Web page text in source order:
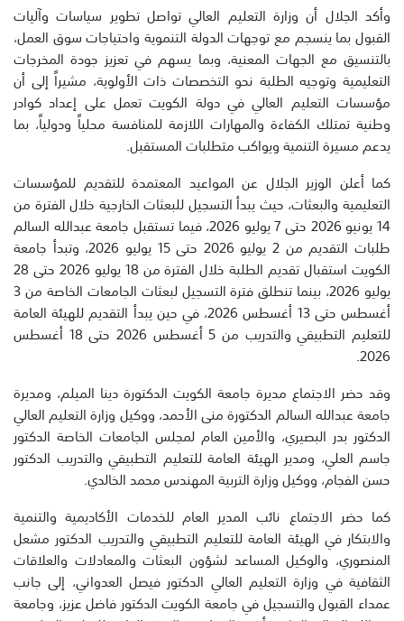
وأكد الجلال أن وزارة التعليم العالي تواصل تطوير سياسات وآليات
القبول بما ينسجم مع توجهات الدولة التنموية واحتياجات سوق العمل،
بالتنسيق مع الجهات المعنية، وبما يسهم في تعزيز جودة المخرجات
التعليمية وتوجيه الطلبة نحو التخصصات ذات الأولوية، مشيراً إلى أن
مؤسسات التعليم العالي في دولة الكويت تعمل على إعداد كوادر
وطنية تمتلك الكفاءة والمهارات اللازمة للمنافسة محلياً ودولياً، بما
يدعم مسيرة التنمية ويواكب متطلبات المستقبل.
كما أعلن الوزير الجلال عن المواعيد المعتمدة للتقديم للمؤسسات
التعليمية والبعثات، حيث يبدأ التسجيل للبعثات الخارجية خلال الفترة من
14 يونيو 2026 حتى 7 يوليو 2026، فيما تستقبل جامعة عبدالله السالم
طلبات التقديم من 2 يوليو 2026 حتى 15 يوليو 2026، وتبدأ جامعة
الكويت استقبال تقديم الطلبة خلال الفترة من 18 يوليو 2026 حتى 28
يوليو 2026، بينما تنطلق فترة التسجيل لبعثات الجامعات الخاصة من 3
أغسطس حتى 13 أغسطس 2026، في حين يبدأ التقديم للهيئة العامة
للتعليم التطبيقي والتدريب من 5 أغسطس 2026 حتى 18 أغسطس
2026.
وقد حضر الاجتماع مديرة جامعة الكويت الدكتورة دينا الميلم، ومديرة
جامعة عبدالله السالم الدكتورة منى الأحمد، ووكيل وزارة التعليم العالي
الدكتور بدر البصيري، والأمين العام لمجلس الجامعات الخاصة الدكتور
جاسم العلي، ومدير الهيئة العامة للتعليم التطبيقي والتدريب الدكتور
حسن الفجام، ووكيل وزارة التربية المهندس محمد الخالدي.
كما حضر الاجتماع نائب المدير العام للخدمات الأكاديمية والتنمية
والابتكار في الهيئة العامة للتعليم التطبيقي والتدريب الدكتور مشعل
المنصوري، والوكيل المساعد لشؤون البعثات والمعادلات والعلاقات
الثقافية في وزارة التعليم العالي الدكتور فيصل العدواني، إلى جانب
عمداء القبول والتسجيل في جامعة الكويت الدكتور فاضل عزيز، وجامعة